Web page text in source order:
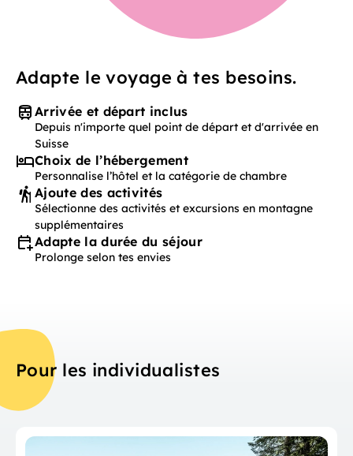
Adapte le voyage à tes besoins.
Arrivée et départ inclus
Depuis n'importe quel point de départ et d'arrivée en
Suisse
Choix de l’hébergement
Personnalise l’hôtel et la catégorie de chambre
Ajoute des activités
Sélectionne des activités et excursions en montagne
supplémentaires
Adapte la durée du séjour
Prolonge selon tes envies
Pour les individualistes